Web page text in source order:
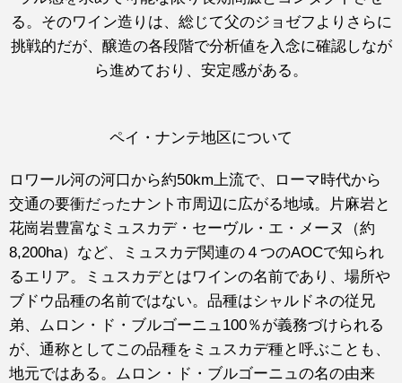
る。そのワイン造りは、総じて父のジョゼフよりさらに
挑戦的だが、醸造の各段階で分析値を入念に確認しなが
ら進めており、安定感がある。
ペイ・ナンテ地区について
ロワール河の河口から約50km上流で、ローマ時代から
交通の要衝だったナント市周辺に広がる地域。片麻岩と
花崗岩豊富なミュスカデ・セーヴル・エ・メーヌ（約
8,200ha）など、ミュスカデ関連の４つのAOCで知られ
るエリア。ミュスカデとはワインの名前であり、場所や
ブドウ品種の名前ではない。品種はシャルドネの従兄
弟、ムロン・ド・ブルゴーニュ100％が義務づけられる
が、通称としてこの品種をミュスカデ種と呼ぶことも、
地元ではある。ムロン・ド・ブルゴーニュの名の由来